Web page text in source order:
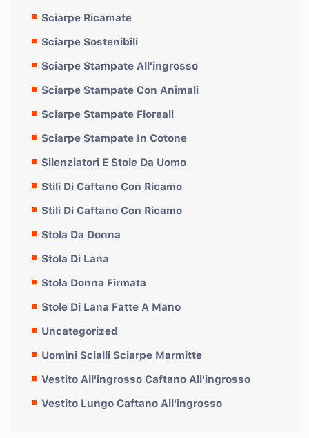
Sciarpe Ricamate
Sciarpe Sostenibili
Sciarpe Stampate All'ingrosso
Sciarpe Stampate Con Animali
Sciarpe Stampate Floreali
Sciarpe Stampate In Cotone
Silenziatori E Stole Da Uomo
Stili Di Caftano Con Ricamo
Stili Di Caftano Con Ricamo
Stola Da Donna
Stola Di Lana
Stola Donna Firmata
Stole Di Lana Fatte A Mano
Uncategorized
Uomini Scialli Sciarpe Marmitte
Vestito All'ingrosso Caftano All'ingrosso
Vestito Lungo Caftano All'ingrosso